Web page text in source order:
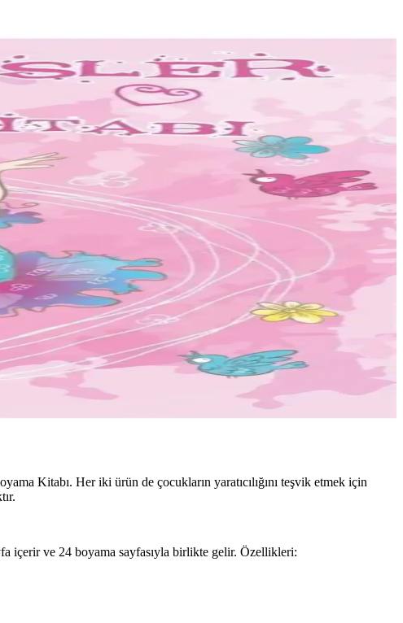
Kitabı. Her iki ürün de çocukların yaratıcılığını teşvik etmek için
içerir ve 24 boyama sayfasıyla birlikte gelir. Özellikleri: